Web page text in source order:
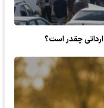
چقدر است؟